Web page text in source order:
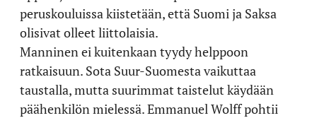
peruskouluissa kiistetään, että Suomi ja Saksa
olisivat olleet liittolaisia.
Manninen ei kuitenkaan tyydy helppoon
ratkaisuun. Sota Suur-Suomesta vaikuttaa
taustalla, mutta suurimmat taistelut käydään
päähenkilön mielessä. Emmanuel Wolff pohtii